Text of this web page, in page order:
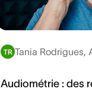
TR Tania Rodrigues,
Audiométrie : des